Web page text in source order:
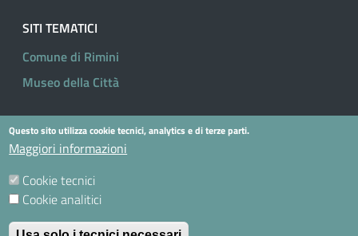
SITI TEMATICI
Comune di Rimini
Museo della Città
Small prints
Useful links section
Privacy Policy
Cookie Policy
Contatti
Questo sito utilizza cookie tecnici, analytics e di terze parti.
Maggiori informazioni
Cookie tecnici
Cookie analitici